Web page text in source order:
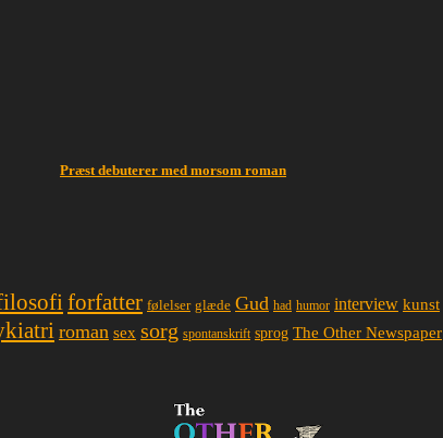
Præst debuterer med morsom roman
forfatter følelser glæde Gud had humor interview kunst
roman sex sorg spontanskrift sprog The Other Newspaper